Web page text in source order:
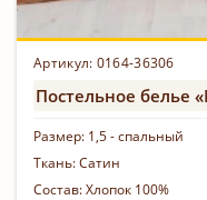
Артикул: 0164-36306
Постельное белье
Размер: 1,5 - спальный
Ткань:Сатин
Состав:Хлопок 100%